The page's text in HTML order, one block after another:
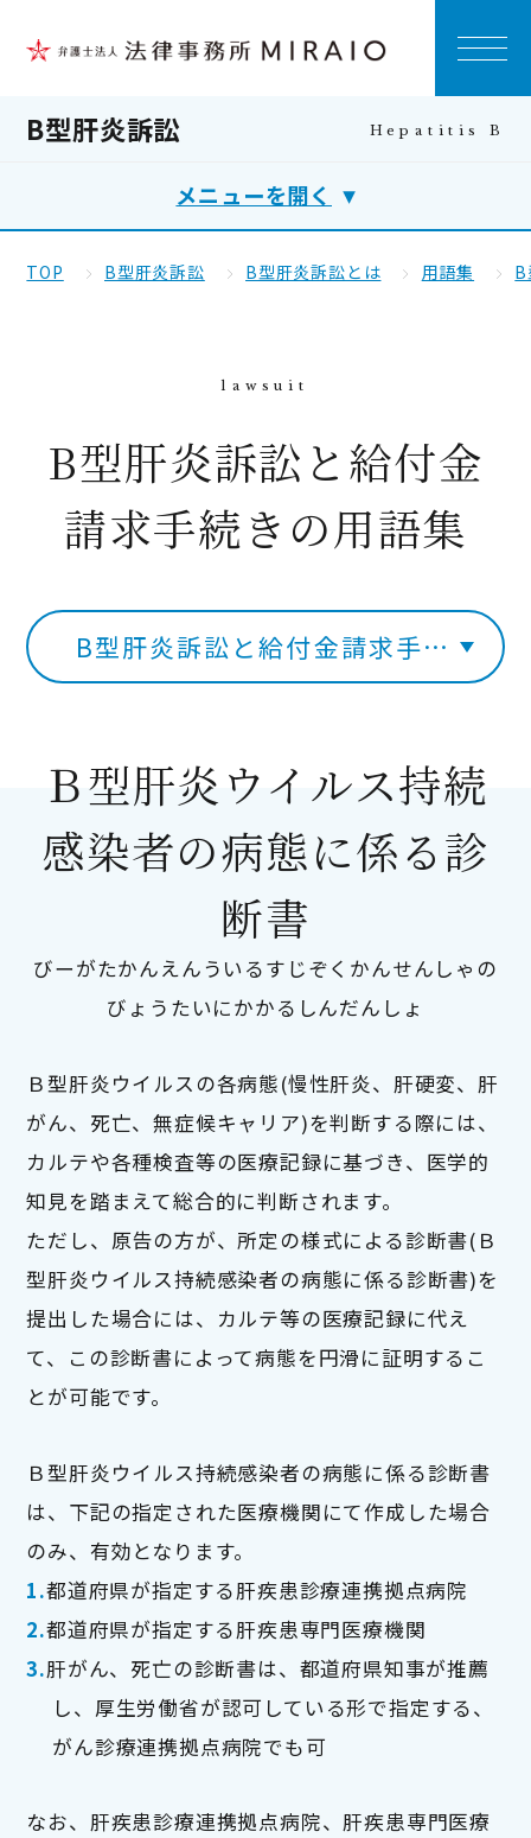
B型肝炎訴訟
メニューを開く
TOP B型肝炎訴訟 B型肝炎訴訟とは 用語集
B型肝炎訴訟と給付金
請求手続きの用語集
B型肝炎訴訟と給付金請求手続き
Ｂ型肝炎ウイルス持続
感染者の病態に係る診
断書
びーがたかんえんういるすじぞくかんせんしゃの
びょうたいにかかるしんだんしょ
Ｂ型肝炎ウイルスの各病態(慢性肝炎、肝硬変、肝
がん、死亡、無症候キャリア)を判断する際には、
カルテや各種検査等の医療記録に基づき、医学的
知見を踏まえて総合的に判断されます。
ただし、原告の方が、所定の様式による診断書(Ｂ
型肝炎ウイルス持続感染者の病態に係る診断書)を
提出した場合には、カルテ等の医療記録に代え
て、この診断書によって病態を円滑に証明するこ
とが可能です。
Ｂ型肝炎ウイルス持続感染者の病態に係る診断書
は、下記の指定された医療機関にて作成した場合
のみ、有効となります。
都道府県が指定する肝疾患診療連携拠点病院
都道府県が指定する肝疾患専門医療機関
肝がん、死亡の診断書は、都道府県知事が推薦
し、厚生労働省が認可している形で指定する、
がん診療連携拠点病院でも可
なお、肝疾患診療連携拠点病院、肝疾患専門医療